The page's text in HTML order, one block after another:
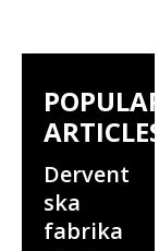
POPULAR
ARTICLES
Dervent
ska
fabrika